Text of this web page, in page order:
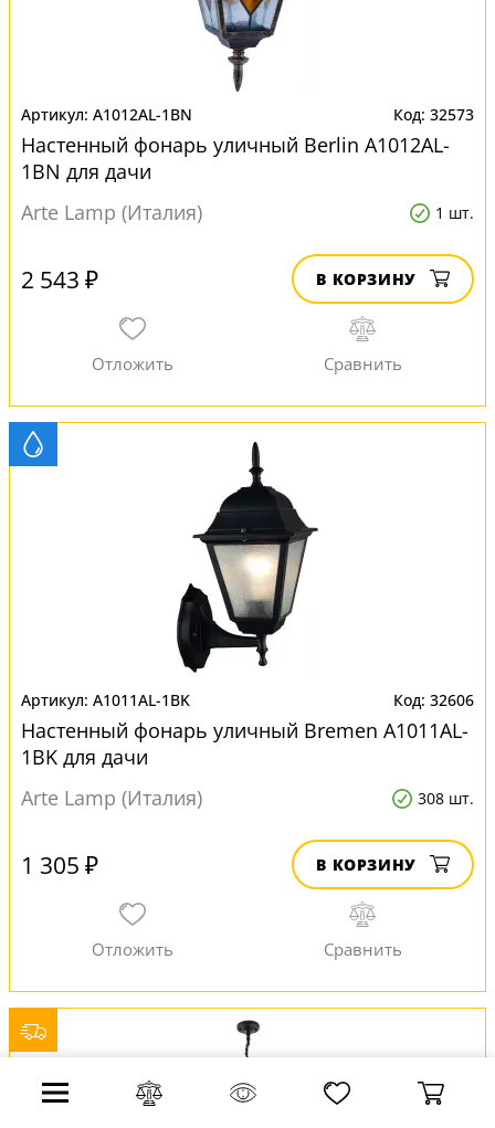
A1012AL-1BN 32573
Настенный фонарь уличный Berlin A1012AL-
1BN для дачи
Arte Lamp (Италия)
1 шт.
2 543 ₽ В КОРЗИНУ
A1011AL-1BK 32606
Настенный фонарь уличный Bremen A1011AL-
1BK для дачи
Arte Lamp (Италия)
308 шт.
1 305 ₽ В КОРЗИНУ